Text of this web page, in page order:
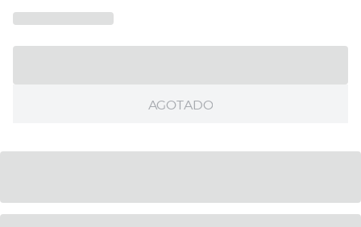
AGOTADO